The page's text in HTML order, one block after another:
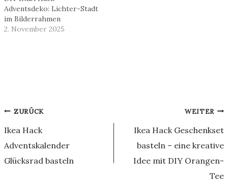
Adventsdeko: Lichter-Stadt
im Bilderrahmen
2. November 2025
Beitragsnavigation
ZURÜCK
Ikea Hack
Adventskalender
Glücksrad basteln
WEITER
Ikea Hack Geschenkset
basteln – eine kreative
Idee mit DIY Orangen-
Tee